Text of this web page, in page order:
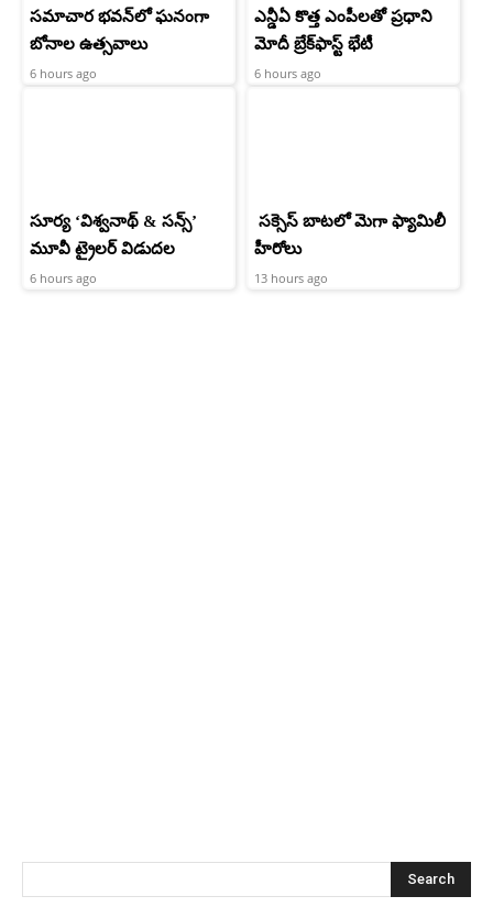
సమాచార భవన్‌లో ఘనంగా
బోనాల ఉత్సవాలు
6 hours ago
ఎన్డీఏ కొత్త ఎంపీలతో ప్రధాని
మోదీ బ్రేక్‌ఫాస్ట్ భేటీ
6 hours ago
సూర్య ‘విశ్వనాథ్ & సన్స్’
మూవీ ట్రైలర్ విడుదల
6 hours ago
సక్సెస్ బాటలో మెగా ఫ్యామిలీ
హీరోలు
13 hours ago
Search